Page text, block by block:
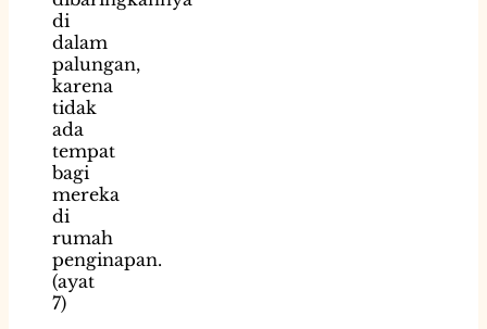
di
dalam
palungan,
karena
tidak
ada
tempat
bagi
mereka
di
rumah
penginapan.
(ayat
7)